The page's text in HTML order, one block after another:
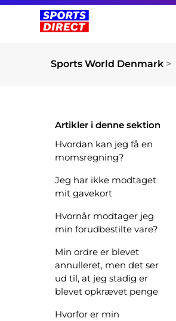
Sports World Denmark
Artikler i denne sektion
Hvordan kan jeg få en
momsregning?
Jeg har ikke modtaget
mit gavekort
Hvornår modtager jeg
min forudbestilte vare?
Min ordre er blevet
annulleret, men det ser
ud til, at jeg stadig er
blevet opkrævet penge
Hvorfor er min